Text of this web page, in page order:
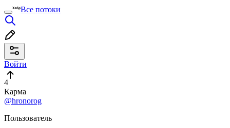
Все потоки
Войти
4
Карма
@hronorog
Пользователь